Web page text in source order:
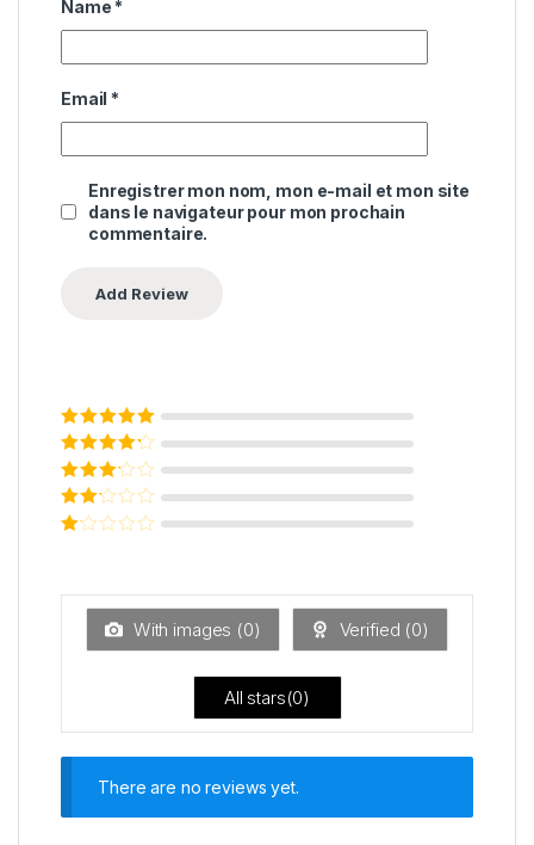
Name *
Email *
Enregistrer mon nom, mon e-mail et mon site
dans le navigateur pour mon prochain
commentaire.
Note5sur 5
Note4
sur 5
Note3
Note
s
With images (0) Verified (0)
All stars(0)
There are no reviews yet.